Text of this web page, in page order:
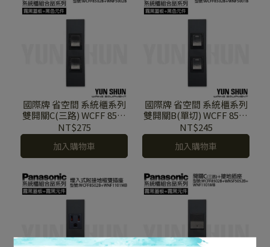
國際牌 省空間 系統櫃系列
雙開關C(三路) WCFF 8502
B+WNF 5002 B (霧黑色蓋
板+黑色元件)
NT$275
加入購物車
國際牌 省空間 系統櫃系列
雙開關B(單切) WCFF 8502
B+WNF 5001 B (霧黑色蓋
板+黑色元件)
NT$245
加入購物車